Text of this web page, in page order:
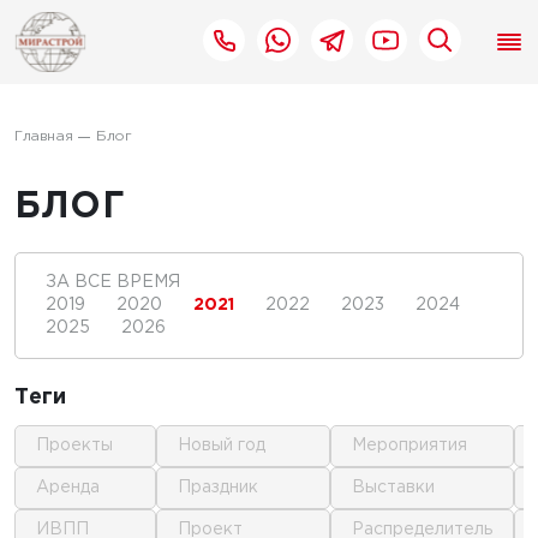
Главная Блог
БЛОГ
ЗА ВСЕ ВРЕМЯ
2019
2020 2021 2022 2023
2024
2025
2026
Теги
проекты
аренда
ИВПП
новый год
праздник
проект
мероприятия
выставки
распределитель